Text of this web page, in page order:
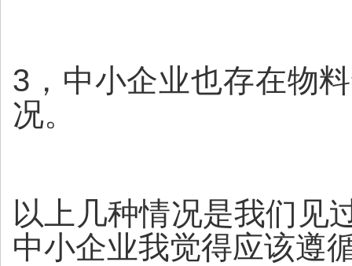
3，中小企业也存在物
况。
以上几种情况是我们见
中小企业我觉得应该遵